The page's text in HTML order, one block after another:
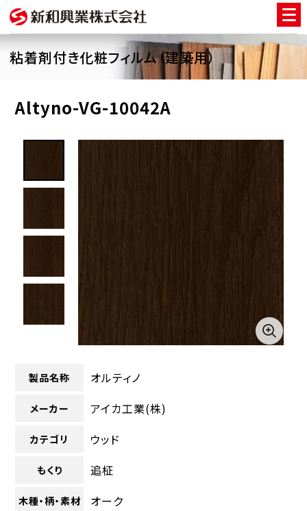
粘着剤付き化粧フィルム（建築用）
Altyno-VG-10042A
製品名称 オルティノ
メーカー アイカ工業(株)
カテゴリ ウッド
もくり 追柾
木種・柄・素材 オーク